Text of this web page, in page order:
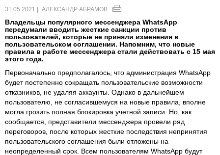
31.05.2021 | АЛЕКСАНДР АБРАМОВ
Владельцы популярного мессенджера WhatsApp
передумали вводить жесткие санкции против
пользователей, которые не приняли изменения в
пользовательском соглашении. Напомним, что новые
правила в работе мессенджера стали действовать с 15 мая
этого года.
Первоначально предполагалось, что администрация WhatsApp
будет постепенно сокращать пользовательские возможности
отказников, не удаляя аккаунты. Однако в дальнейшем
пользователю, не согласившемуся на новые правила, вполне
могла грозить полная блокировка учетной записи. Но, как
сообщается, представители мессенджера провели ряд
переговоров, после которых жесткие последствия непринятия
пользовательского соглашения были отложены на
неопределенный срок. Всем пользователям WhatsApp будут